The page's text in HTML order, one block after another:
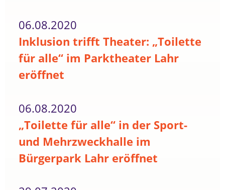
06.08.2020
Inklusion trifft Theater: „Toilette
für alle“ im Parktheater Lahr
eröffnet
06.08.2020
„Toilette für alle“ in der Sport-
und Mehrzweckhalle im
Bürgerpark Lahr eröffnet